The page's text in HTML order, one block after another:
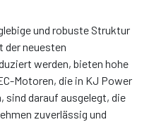
und robuste Struktur
der neuesten
werden, bieten hohe
Motoren, die in KJ Power
sind darauf ausgelegt, die
zuverlässig und